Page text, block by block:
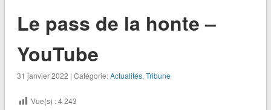
Le pass de la honte –
YouTube
31 janvier 2022 | Catégorie:Actualités, Tribune
Vue(s) :4 243